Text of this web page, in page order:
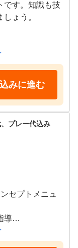
です。知識も技
ょう。
セット(無料・
イドツアー(無料
ルフが楽しめ
ます。
ント）
キーを受け取
みに進む
プレー代込み
セプトメニュ
導
スマネジメン